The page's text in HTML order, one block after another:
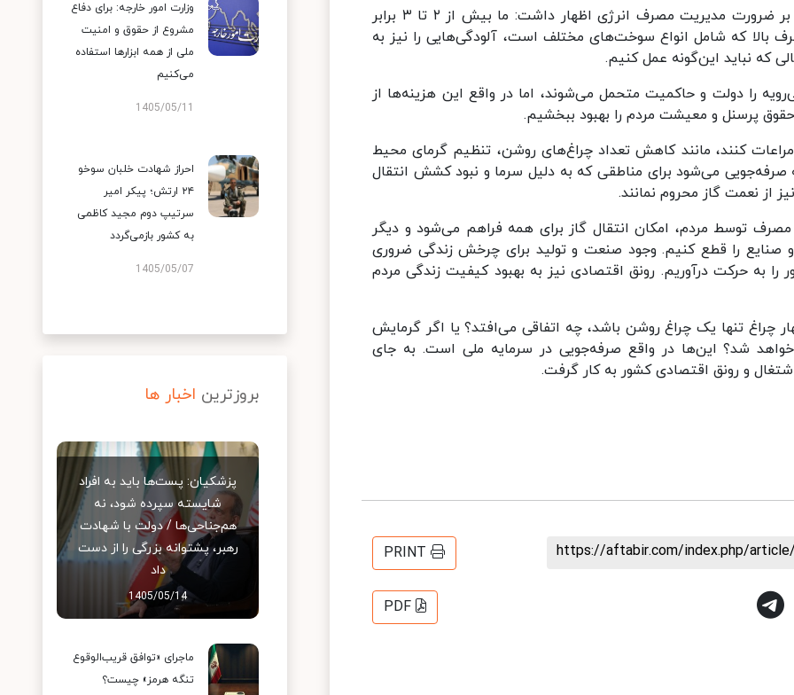
پایگاه اطلاع رسانی دولت: مسعود پزشکیان با تأکید بر ضرورت مدیریت مصرف انرژی اظهار داشت: ما بیش از ۲ تا ۳ برابر
بالا که شامل انواع سوخت‌های مختلف است، آلودگی‌هایی را نیز به
که نباید این‌گونه عمل کنیم.
را دولت و حاکمیت متحمل می‌شوند، اما در واقع این هزینه‌ها از
پرسنل و معیشت مردم را بهبود ببخشیم.
کنند، مانند کاهش تعداد چراغ‌های روشن، تنظیم گرمای محیط
صرفه‌جویی می‌شود برای مناطقی که به دلیل سرما و نبود کشش انتقال
از نعمت گاز محروم نمانند.
توسط مردم، امکان انتقال گاز برای همه فراهم می‌شود و دیگر
و صنایع را قطع کنیم. وجود صنعت و تولید برای چرخش زندگی ضروری
به حرکت درآوریم. رونق اقتصادی نیز به بهبود کیفیت زندگی مردم
چراغ تنها یک چراغ روشن باشد، چه اتفاقی می‌افتد؟ یا اگر گرمایش
شد؟ این‌ها در واقع صرفه‌جویی در سرمایه ملی است. به جای
و رونق اقتصادی کشور به کار گرفت.
https://aftabir.com/index.php/
PRINT
PDF
وزارت امور خارجه: برای دفاع
مشروع از حقوق و امنیت
ملی از همه ابزارها استفاده
می‌کنیم
1405/05/11
احراز شهادت خلبان سوخو
۲۴ ارتش؛ پیکر امیر
سرتیپ دوم مجید کاظمی
به کشور بازمی‌گردد
1405/05/07
بروزترین اخبار ها
پزشکیان: پست‌ها باید به افراد
شایسته سپرده شود، نه
هم‌جناحی‌ها / دولت با شهادت
رهبر، پشتوانه بزرگی را از دست
داد
1405/05/14
ماجرای «توافق قریب‌الوقوع
تنگه هرمز» چیست؟